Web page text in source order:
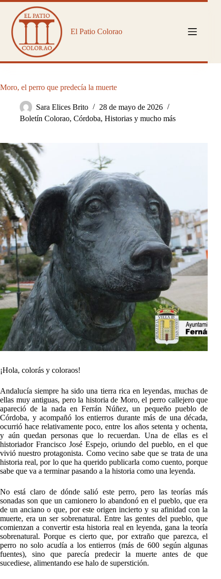
Saltar
contenido
El Patio Colorao
Moro, el perro que predecía la muerte
Sara Elices Brito
28 de mayo de 2026
Boletín Colorao, Córdoba, Historias y mucho más
¡Hola, colorás y coloraos!
Andalucía siempre ha sido una tierra rica en leyendas, muchas de
ellas muy antiguas, pero la historia de Moro, el perro callejero que
apareció de la nada en Ferrán Núñez, un pequeño pueblo de
Córdoba, y acompañó los entierros durante más de una década,
ocurrió hace relativamente poco, entre los años setenta y ochenta,
y aún quedan personas que lo recuerdan. Una de ellas es el
historiador Francisco José Espejo, oriundo del pueblo, en el que
vivió nuestro protagonista. Como vecino sabe que se trata de una
historia real, por lo que ha querido publicarla como cuento, porque
sabe que va a terminar pasando a la historia como una leyenda.
No está claro de dónde salió este perro, pero las teorías más
sonadas son que un camionero lo abandonó en el pueblo, que era
de un anciano o que, por este origen incierto y su afinidad con la
muerte, era un ser sobrenatural. Entre las gentes del pueblo, que
comienzan a convertir esta historia real en leyenda, gana la teoría
sobrenatural. Porque es cierto que, por extraño que parezca, el
perro no solo acudía a los entierros (más de 600 según algunas
fuentes), sino que parecía predecir la muerte antes de que
sucediese, alimentando ese halo de superstición.